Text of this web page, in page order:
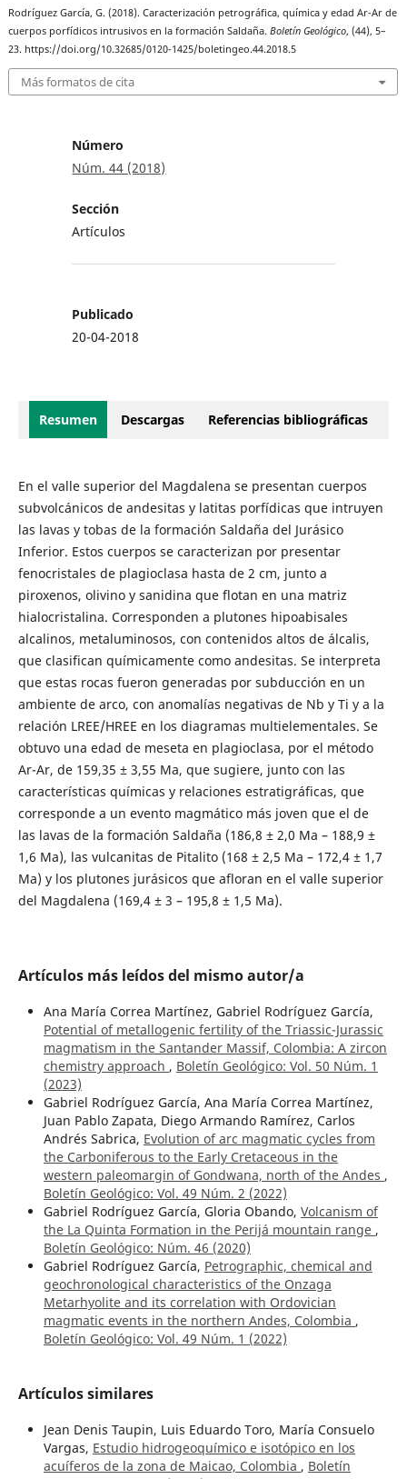
Rodríguez García, G. (2018). Caracterización petrográfica, química y edad Ar-Ar de
cuerpos porfídicos intrusivos en la formación Saldaña.Boletín Geológico, (44), 5–
23. https://doi.org/10.32685/0120-1425/boletingeo.44.2018.5
Más formatos de cita
Número
Núm. 44 (2018)
Sección
Artículos
Publicado
20-04-2018
Resumen Descargas Referencias bibliográficas
En el valle superior del Magdalena se presentan cuerpos
subvolcánicos de andesitas y latitas porfídicas que intruyen
las lavas y tobas de la formación Saldaña del Jurásico
Inferior. Estos cuerpos se caracterizan por presentar
fenocristales de plagioclasa hasta de 2 cm, junto a
piroxenos, olivino y sanidina que flotan en una matriz
hialocristalina. Corresponden a plutones hipoabisales
alcalinos, metaluminosos, con contenidos altos de álcalis,
que clasifican químicamente como andesitas. Se interpreta
que estas rocas fueron generadas por subducción en un
ambiente de arco, con anomalías negativas de Nb y Ti y a la
relación LREE/HREE en los diagramas multielementales. Se
obtuvo una edad de meseta en plagioclasa, por el método
Ar-Ar, de 159,35 ± 3,55 Ma, que sugiere, junto con las
características químicas y relaciones estratigráficas, que
corresponde a un evento magmático más joven que el de
las lavas de la formación Saldaña (186,8 ± 2,0 Ma – 188,9 ±
1,6 Ma), las vulcanitas de Pitalito (168 ± 2,5 Ma – 172,4 ± 1,7
Ma) y los plutones jurásicos que afloran en el valle superior
del Magdalena (169,4 ± 3 – 195,8 ± 1,5 Ma).
Artículos más leídos del mismo autor/a
Ana María Correa Martínez, Gabriel Rodríguez García,
Potential of metallogenic fertility of the Triassic-Jurassic
magmatism in the Santander Massif, Colombia: A zircon
chemistry approach , Boletín Geológico: Vol. 50 Núm. 1
(2023)
Gabriel Rodríguez García, Ana María Correa Martínez,
Juan Pablo Zapata, Diego Armando Ramírez, Carlos
Andrés Sabrica, Evolution of arc magmatic cycles from
the Carboniferous to the Early Cretaceous in the
western paleomargin of Gondwana, north of the Andes ,
Boletín Geológico: Vol. 49 Núm. 2 (2022)
Gabriel Rodríguez García, Gloria Obando, Volcanism of
the La Quinta Formation in the Perijá mountain range ,
Boletín Geológico: Núm. 46 (2020)
Gabriel Rodríguez García, Petrographic, chemical and
geochronological characteristics of the Onzaga
Metarhyolite and its correlation with Ordovician
magmatic events in the northern Andes, Colombia ,
Boletín Geológico: Vol. 49 Núm. 1 (2022)
Artículos similares
Jean Denis Taupin, Luis Eduardo Toro, María Consuelo
Vargas, Estudio hidrogeoquímico e isotópico en los
acuíferos de la zona de Maicao, Colombia , Boletín